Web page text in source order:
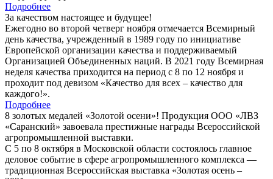
Подробнее
За качеством настоящее и будущее!
Ежегодно во второй четверг ноября отмечается Всемирный
день качества, учрежденный в 1989 году по инициативе
Европейской организации качества и поддерживаемый
Организацией Объединенных наций. В 2021 году Всемирная
неделя качества приходится на период с 8 по 12 ноября и
проходит под девизом «Качество для всех – качество для
каждого!».
Подробнее
8 золотых медалей «Золотой осени»! Продукция ООО «ЛВЗ
«Саранский» завоевала престижные награды Всероссийской
агропромышленной выставки.
С 5 по 8 октября в Московской области состоялось главное
деловое событие в сфере агропромышленного комплекса —
традиционная Всероссийская выставка «Золотая осень –